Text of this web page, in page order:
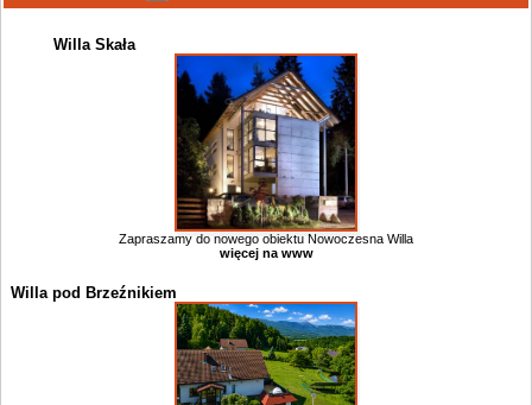
Willa Skała
Zapraszamy do nowego obiektu Nowoczesna Willa
więcej na www
Willa pod Brzeźnikiem